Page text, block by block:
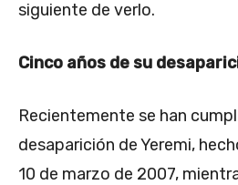
siguiente de verlo.
Cinco años de su
Recientemente se han
desaparición de Yeremi,
10 de marzo de 2007,